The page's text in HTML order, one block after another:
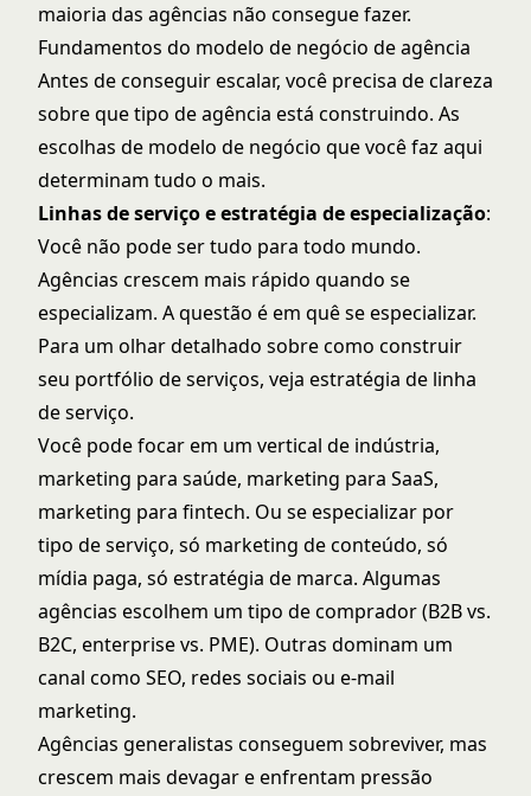
maioria das agências não consegue fazer.
Fundamentos do modelo de negócio de agência
Antes de conseguir escalar, você precisa de clareza
sobre que tipo de agência está construindo. As
escolhas de modelo de negócio que você faz aqui
determinam tudo o mais.
Linhas de serviço e estratégia de especialização:
Você não pode ser tudo para todo mundo.
Agências crescem mais rápido quando se
especializam. A questão é em quê se especializar.
Para um olhar detalhado sobre como construir
seu portfólio de serviços, veja estratégia de linha
de serviço.
Você pode focar em um vertical de indústria,
marketing para saúde, marketing para SaaS,
marketing para fintech. Ou se especializar por
tipo de serviço, só marketing de conteúdo, só
mídia paga, só estratégia de marca. Algumas
agências escolhem um tipo de comprador (B2B vs.
B2C, enterprise vs. PME). Outras dominam um
canal como SEO, redes sociais ou e-mail
marketing.
Agências generalistas conseguem sobreviver, mas
crescem mais devagar e enfrentam pressão